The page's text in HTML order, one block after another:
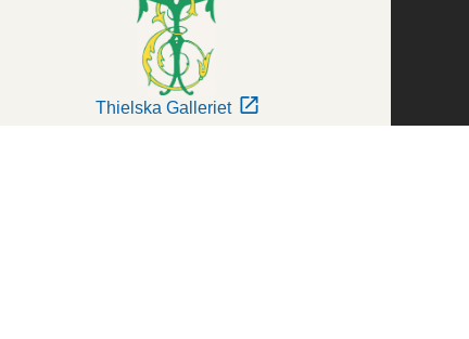
Thielska Galleriet